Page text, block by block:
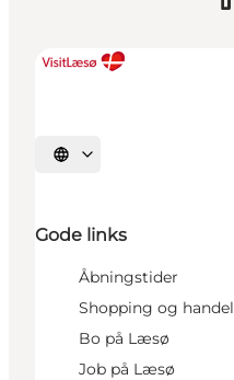
Vælg sprog
Gode links
Åbningstider
Shopping og handel
Bo på Læsø
Job på Læsø